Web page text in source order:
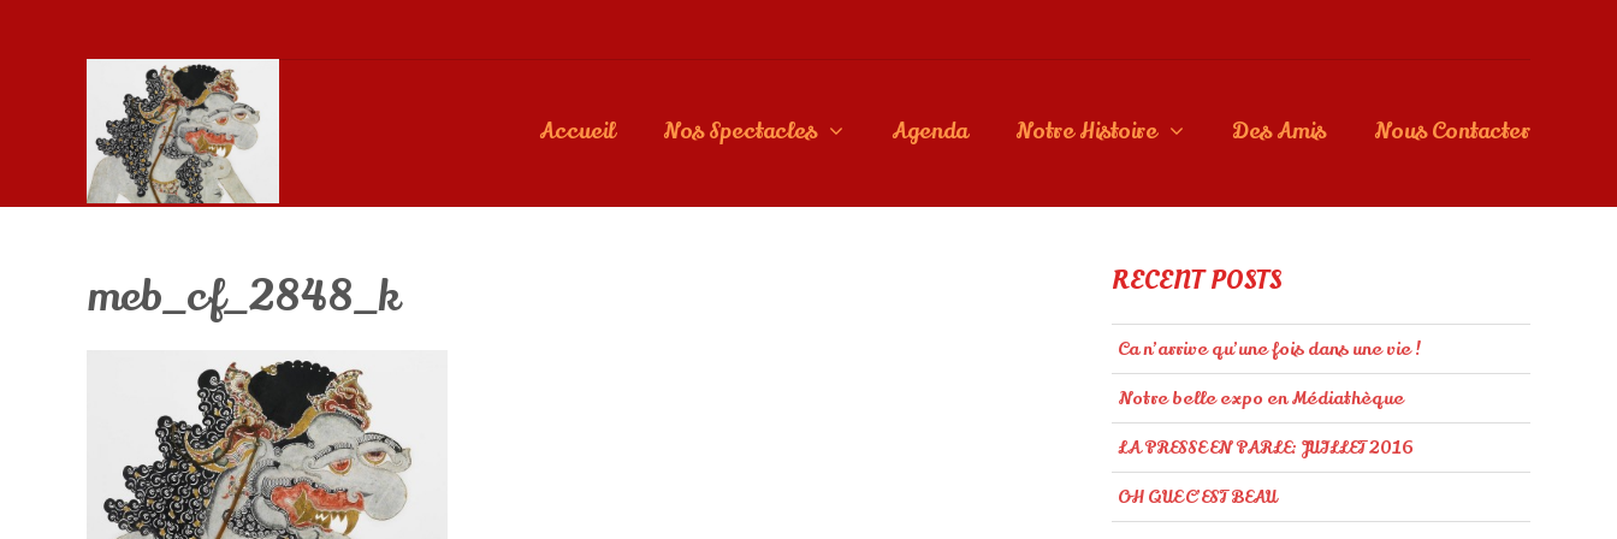
Accueil Nos Spectacles Agenda Notre Histoire Des Amis Nous Contacter
meb_cf_2848_k RECENT POSTS
Ca n’arrive qu’une fois dans une vie !
Notre belle expo en Médiathèque
LA PRESSE EN PARLE: JUILLET 2016
OH QUE C’EST BEAU